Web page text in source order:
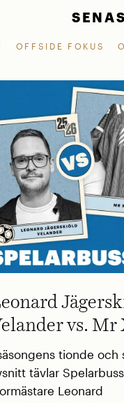
OFFSIDE FOKUS
vs. Mr
tionde och
tävlar
Leonard